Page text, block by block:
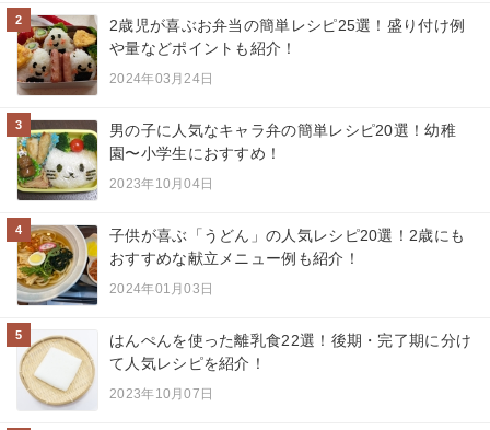
2
2歳児が喜ぶお弁当の簡単レシピ25選！盛り付け例
や量などポイントも紹介！
2024年03月24日
3
男の子に人気なキャラ弁の簡単レシピ20選！幼稚
園〜小学生におすすめ！
2023年10月04日
4
子供が喜ぶ「うどん」の人気レシピ20選！2歳にも
おすすめな献立メニュー例も紹介！
2024年01月03日
5
はんぺんを使った離乳食22選！後期・完了期に分け
て人気レシピを紹介！
2023年10月07日